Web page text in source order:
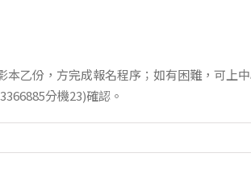
本乙份，方完成報名程序；如有困難，可
分機23)確認。